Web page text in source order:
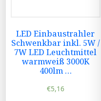
LED Einbaustrahler
Schwenkbar inkl. 5W /
7W LED Leuchtmittel
warmweiß 3000K
400lm …
€5,16